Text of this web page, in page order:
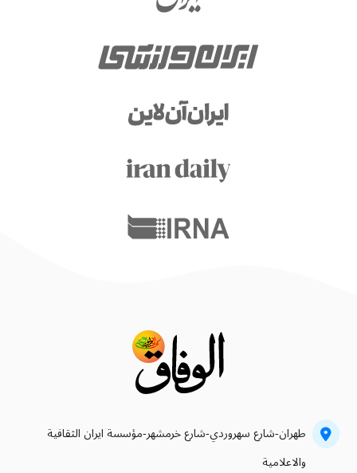
طهران-شارع سهروردي-شارع خرمشهر-مؤسسة ايران الثقافية
والاعلامية